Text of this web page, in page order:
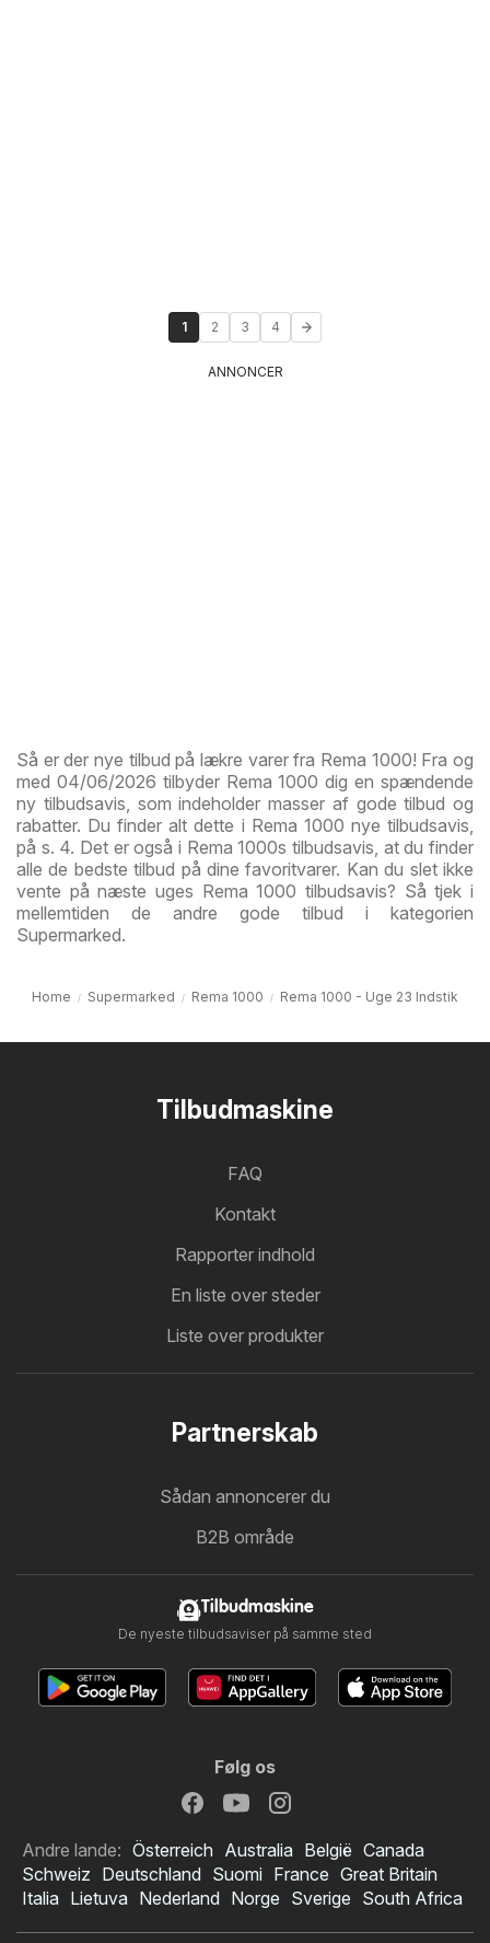
1 2 3 4
ANNONCER
Så er der nye tilbud på lækre varer fra Rema 1000! Fra og
med 04/06/2026 tilbyder Rema 1000 dig en spændende
ny tilbudsavis, som indeholder masser af gode tilbud og
rabatter. Du finder alt dette i Rema 1000 nye tilbudsavis,
på s. 4. Det er også i Rema 1000s tilbudsavis, at du finder
alle de bedste tilbud på dine favoritvarer. Kan du slet ikke
vente på næste uges Rema 1000 tilbudsavis? Så tjek i
mellemtiden de andre gode tilbud i kategorien
Supermarked.
Home Supermarked Rema 1000 Rema 1000 - Uge 23 Indstik
Tilbudmaskine
FAQ
Kontakt
Rapporter indhold
En liste over steder
Liste over produkter
Partnerskab
Sådan annoncerer du
B2B område
Tilbudmaskine
De nyeste tilbudsaviser på samme sted
Følg os
Andre lande: Österreich Australia België Canada
Schweiz Deutschland Suomi France Great Britain
Italia Lietuva Nederland Norge Sverige South Africa